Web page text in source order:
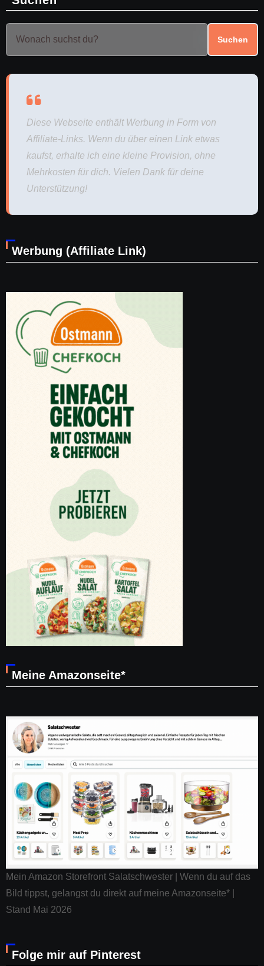
Suchen
Diese Webseite enthält Werbung in Form von
Affiliate-Links. Wenn du über einen Link etwas
kaufst, erhalte ich eine kleine Provision, ohne
Mehrkosten für dich. Vielen Dank für deine
Unterstützung!
Werbung (Affiliate Link)
Meine Amazonseite*
Mein Amazon Storefront Salatschwester | Wenn du auf das
Bild tippst, gelangst du direkt auf meine Amazonseite* |
Stand Mai 2026
Folge mir auf Pinterest